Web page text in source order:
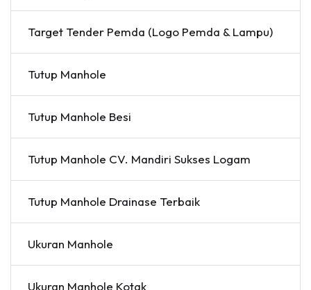
Target Tender Pemda (Logo Pemda & Lampu)
Tutup Manhole
Tutup Manhole Besi
Tutup Manhole CV. Mandiri Sukses Logam
Tutup Manhole Drainase Terbaik
Ukuran Manhole
Ukuran Manhole Kotak